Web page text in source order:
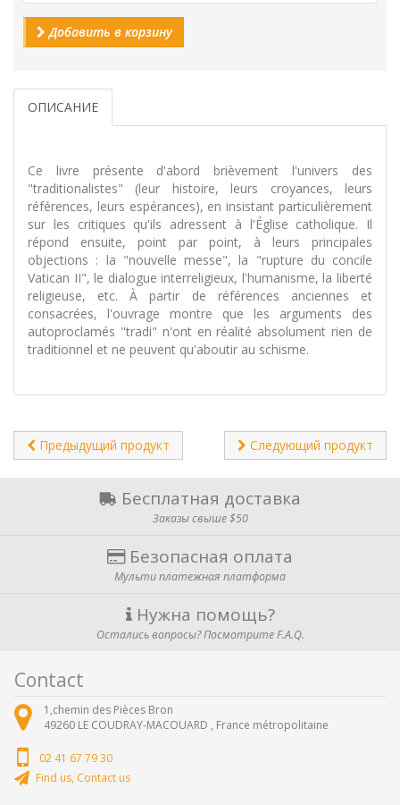
Добавить в корзину
ОПИСАНИЕ
Ce livre présente d'abord brièvement l'univers des
"traditionalistes" (leur histoire, leurs croyances, leurs
références, leurs espérances), en insistant particulièrement
sur les critiques qu'ils adressent à l'Église catholique. Il
répond ensuite, point par point, à leurs principales
objections : la "nouvelle messe", la "rupture du concile
Vatican II", le dialogue interreligieux, l'humanisme, la liberté
religieuse, etc. À partir de références anciennes et
consacrées, l'ouvrage montre que les arguments des
autoproclamés "tradi" n'ont en réalité absolument rien de
traditionnel et ne peuvent qu'aboutir au schisme.
Предыдущий продукт Следующий продукт
Бесплатная доставка
Заказы свыше $50
Безопасная оплата
Мульти платежная платформа
Нужна помощь?
Остались вопросы? Посмотрите F.A.Q.
Contact
1,chemin des Pièces Bron
49260 LE COUDRAY-MACOUARD , France métropolitaine
02 41 67 79 30
Find us, Contact us